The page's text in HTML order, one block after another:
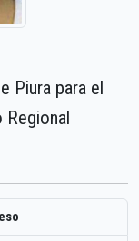
Piura para el